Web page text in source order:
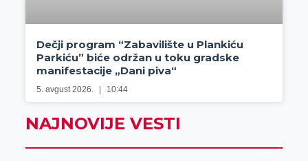
Dečji program “Zabavilište u Plankiću
Parkiću” biće održan u toku gradske
manifestacije „Dani piva“
5. avgust 2026. 10:44
NAJNOVIJE VESTI